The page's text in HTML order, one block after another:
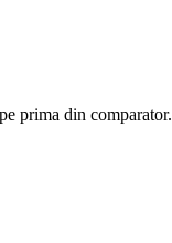
prima din comparator.